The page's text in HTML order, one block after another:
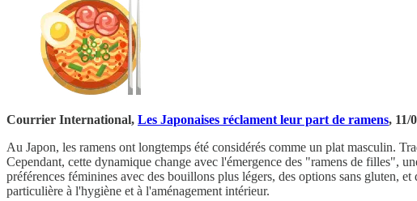
Courrier International, Les Japonaises réclament leur part de ramens, 11/
Au Japon, les ramens ont longtemps été considérés comme un plat masculin.
Cependant, cette dynamique change avec l'émergence des "ramens de filles",
préférences féminines avec des bouillons plus légers, des options sans gluten,
particulière à l'hygiène et à l'aménagement intérieur.